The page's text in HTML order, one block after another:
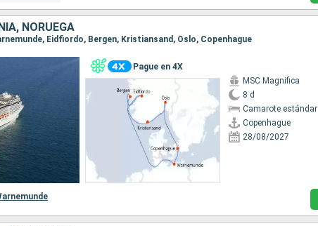
NORUEGA
Eidfiordo, Bergen, Kristiansand, Oslo, Copenhague
Pague en 4X
MSC Magnifica
8 d
Camarote estándar
Copenhague
28/08/2027